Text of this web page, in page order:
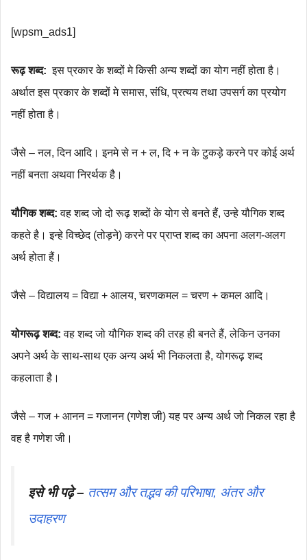
[wpsm_ads1]
रूढ़ शब्द:इस प्रकार के शब्दों मे किसी अन्य शब्दों का योग नहीं होता है।
अर्थात इस प्रकार के शब्दों मे समास, संधि, प्रत्यय तथा उपसर्ग का प्रयोग
नहीं होता है।
जैसे – नल, दिन आदि। इनमे से न + ल, दि + न के टुकड़े करने पर कोई अर्थ
नहीं बनता अथवा निरर्थक है।
यौगिक शब्द:वह शब्द जो दो रूढ़ शब्दों के योग से बनते हैं, उन्हे यौगिक शब्द
कहते है। इन्हे विच्छेद (तोड़ने) करने पर प्राप्त शब्द का अपना अलग-अलग
अर्थ होता हैं।
जैसे – विद्यालय = विद्या + आलय, चरणकमल = चरण + कमल आदि।
योगरूढ़ शब्द:वह शब्द जो यौगिक शब्द की तरह ही बनते हैं, लेकिन उनका
अपने अर्थ के साथ-साथ एक अन्य अर्थ भी निकलता है, योगरूढ़ शब्द
कहलाता है।
जैसे – गज + आनन = गजानन (गणेश जी) यह पर अन्य अर्थ जो निकल रहा है
वह है गणेश जी।
इसे भी पढ़े – तत्सम और तद्भव की परिभाषा, अंतर और
उदाहरण